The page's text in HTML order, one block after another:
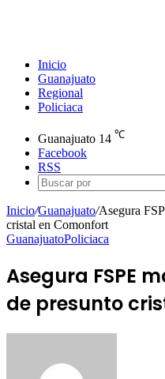
Inicio
Guanajuato
Regional
Policiaca
Guanajuato 14 ℃
Facebook
RSS
Inicio/Guanajuato/Asegura
cristal en Comonfort
GuanajuatoPoliciaca
Asegura FSPE
de presunto